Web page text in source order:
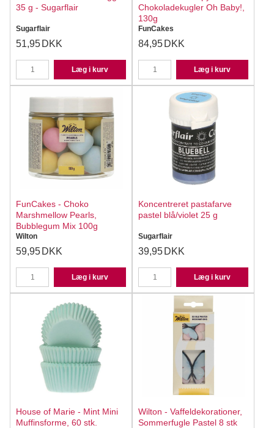
35 g - Sugarflair
Sugarflair
51,95 DKK
Læg i kurv
Chokoladekugler Oh Baby!,
130g
FunCakes
84,95 DKK
Læg i kurv
FunCakes - Choko
Marshmellow Pearls,
Bubblegum Mix 100g
Wilton
59,95 DKK
Læg i kurv
Koncentreret pastafarve
pastel blå/violet 25 g
Sugarflair
39,95 DKK
Læg i kurv
House of Marie - Mint Mini
Muffinsforme, 60 stk.
Wilton - Vaffeldekorationer,
Sommerfugle Pastel 8 stk